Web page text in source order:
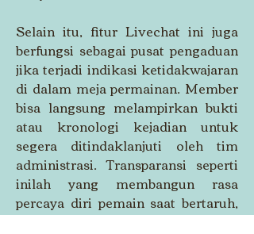
Selain itu, fitur Livechat ini juga
berfungsi sebagai pusat pengaduan
jika terjadi indikasi ketidakwajaran
di dalam meja permainan. Member
bisa langsung melampirkan bukti
atau kronologi kejadian untuk
segera ditindaklanjuti oleh tim
administrasi. Transparansi seperti
inilah yang membangun rasa
percaya diri pemain saat bertaruh,
karena mereka tahu ada bantuan